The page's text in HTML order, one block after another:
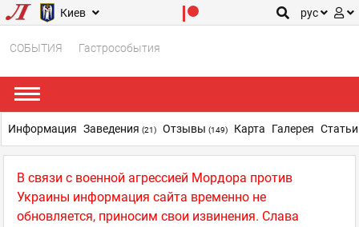
Киев рус
СОБЫТИЯ Гастрособытия
В связи с военной агрессией Мордора против
Украины информация сайта временно не
обновляется, приносим свои извинения. Слава
Информация Заведения (21) Отзывы (149) Карта Галерея